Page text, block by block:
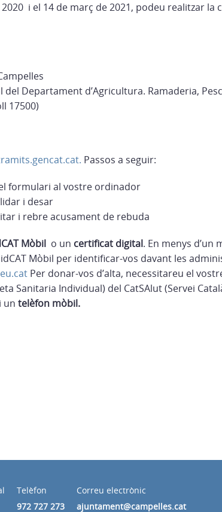
i el 14 de març de 2021, podeu realitzar la
del Departament d’Agricultura. Ramaderia,
17500)
Passos a seguir:
formulari al vostre ordinador
i desar
i rebre acusament de rebuda
Mòbil o un certificat digital. En menys
Mòbil per identificar-vos davant les
Per donar-vos d’alta, necessitareu el
Sanitaria Individual) del CatSAlut (Servei
un telèfon mòbil.
Telèfon
972 727 273
Correu electrònic
ajuntament@campelles.cat